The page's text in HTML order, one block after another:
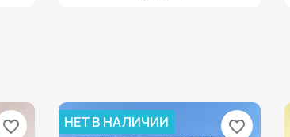
favorite_border НЕТ В НАЛИЧИИ favorite_border